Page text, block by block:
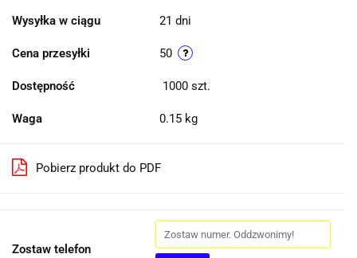
Wysyłka w ciągu 21 dni
Cena przesyłki 50
Dostępność 1000 szt.
Waga 0.15 kg
Pobierz produkt do PDF
Zostaw telefon